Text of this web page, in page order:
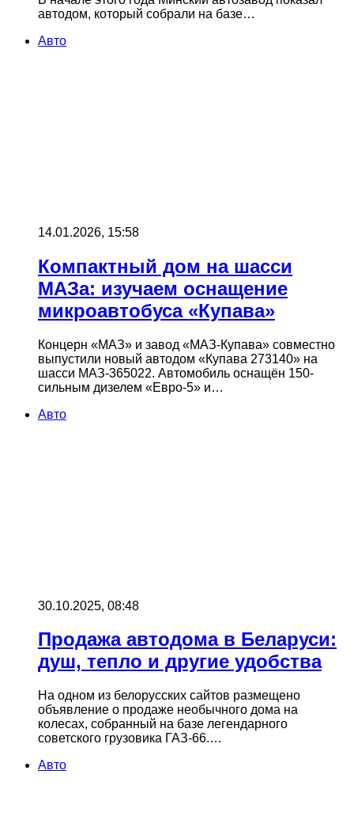
автодом, который собрали на базе…
Авто
14.01.2026, 15:58
Компактный дом на шасси
МАЗа: изучаем оснащение
микроавтобуса «Купава»
Концерн «МАЗ» и завод «МАЗ-Купава» совместно
выпустили новый автодом «Купава 273140» на
шасси МАЗ-365022. Автомобиль оснащён 150-
сильным дизелем «Евро-5» и…
Авто
30.10.2025, 08:48
Продажа автодома в Беларуси:
душ, тепло и другие удобства
На одном из белорусских сайтов размещено
объявление о продаже необычного дома на
колесах, собранный на базе легендарного
советского грузовика ГАЗ-66.…
Авто